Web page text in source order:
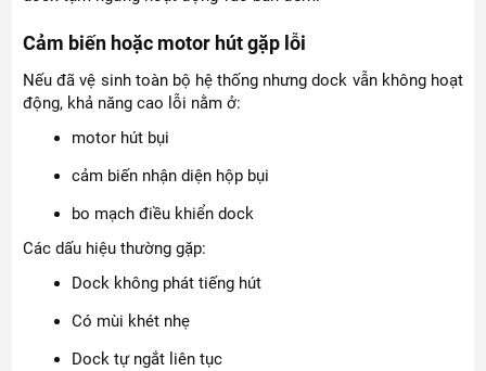
Cảm biến hoặc motor hút gặp lỗi
Nếu đã vệ sinh toàn bộ hệ thống nhưng dock vẫn không hoạt
động, khả năng cao lỗi nằm ở:
motor hút bụi
cảm biến nhận diện hộp bụi
bo mạch điều khiển dock
Các dấu hiệu thường gặp:
Dock không phát tiếng hút
Có mùi khét nhẹ
Dock tự ngắt liên tục